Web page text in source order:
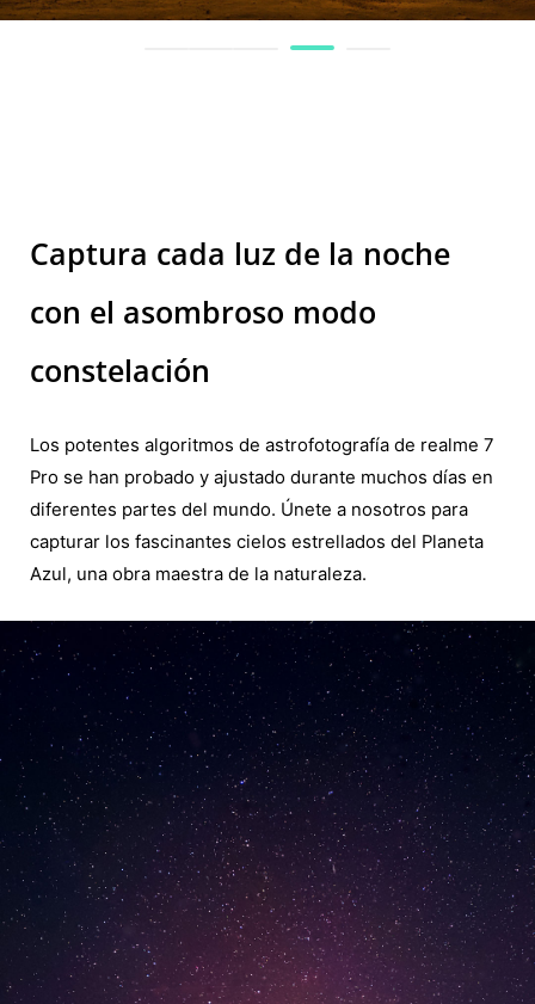
Captura cada luz de la noche
con el asombroso modo
constelación
Los potentes algoritmos de astrofotografía de realme 7
Pro se han probado y ajustado durante muchos días en
diferentes partes del mundo. Únete a nosotros para
capturar los fascinantes cielos estrellados del Planeta
Azul, una obra maestra de la naturaleza.